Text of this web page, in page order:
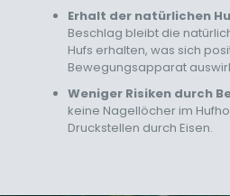
Erhalt der natürlichen
Beschlag bleibt die
Hufs erhalten, was sich
Bewegungsapparat
Weniger Risiken durch
keine Nagellöcher im
Druckstellen durch Eisen.